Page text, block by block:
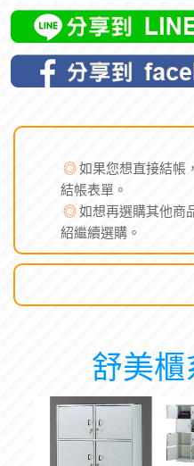
◎如果您想直接結帳
結帳表單。
◎如想再選購其他商
紹繼續選購。
舒美櫃